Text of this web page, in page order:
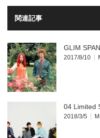
(新
い
ウ
ィ
ウ
で
開
き
ま
す)
ッ
く
い
(新
し
い
ウ
ィ
ン
ド
ウ
す)
関連記事
GLIM
2017/8/10
04 Limited
2018/3/5